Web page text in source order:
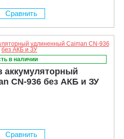
Сравнить
в наличии
аккумуляторный
CN-936 без АКБ и ЗУ
Сравнить